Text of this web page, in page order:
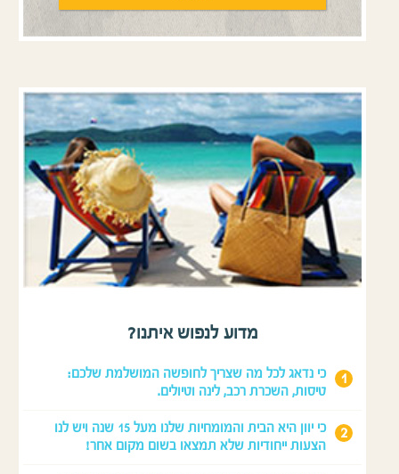
מדוע לנפוש איתנו?
כי נדאג לכל מה שצריך לחופשה המושלמת שלכם:
טיסות, השכרת רכב, לינה וטיולים.
כי יוון היא הבית והמומחיות שלנו מעל 15 שנה ויש לנו
הצעות ייחודיות שלא תמצאו בשום מקום אחר!